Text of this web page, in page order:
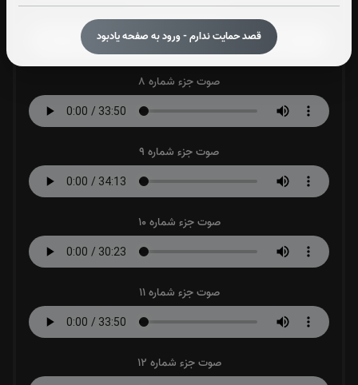
قصد حمایت ندارم - ورود به صفحه یادبود
صوت جزء شماره 7
صوت جزء شماره 8
صوت جزء شماره 9
صوت جزء شماره 10
صوت جزء شماره 11
صوت جزء شماره 12